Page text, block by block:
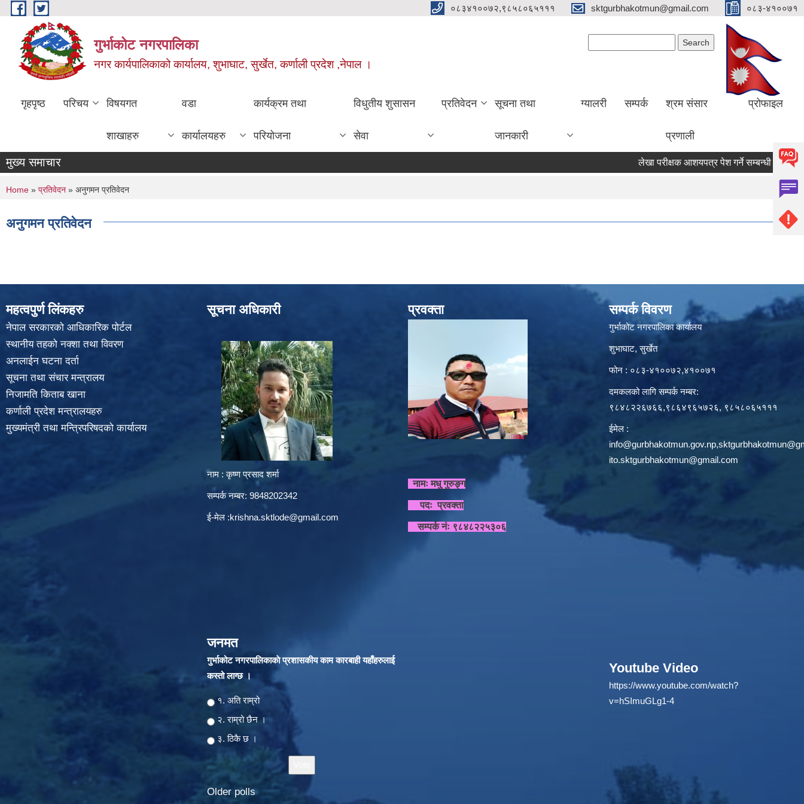
Skip to main content ०८३४१००७२,९८५८०६५१११ sktgurbhakotmun@gmail.com ०८३-४१००७१
गुर्भाकोट नगरपालिका
नगर कार्यपालिकाको कार्यालय, शुभाघाट, सुर्खेत, कर्णाली प्रदेश ,नेपाल ।
गृहपृष्ठ परिचय विषयगत
शाखाहरु
वडा
कार्यालयहरु
कार्यक्रम तथा
परियोजना
विधुतीय शुसासन
सेवा
प्रतिवेदन सूचना तथा
जानकारी
ग्यालरी सम्पर्क श्रम संसार
प्रणाली
प्रोफाइल
मुख्य समाचार लेखा परीक्षक आशयपत्र पेश गर्ने सम्बन्धी सूचना ।
You are here
Home » प्रतिवेदन » अनुगमन प्रतिवेदन
अनुगमन प्रतिवेदन
महत्वपुर्ण लिंकहरु
नेपाल सरकारको आधिकारिक पोर्टल
स्थानीय तहको नक्शा तथा विवरण
अनलाईन घटना दर्ता
सूचना तथा संचार मन्त्रालय
निजामति किताब खाना
कर्णाली प्रदेश मन्त्रालयहरु
मुख्यमंत्री तथा मन्त्रिपरिषदको कार्यालय
सूचना अधिकारी
नाम : कृष्ण प्रसाद शर्मा
सम्पर्क नम्बर: 9848202342
ई-मेल :krishna.sktlode@gmail.com
जनमत
गुर्भाकोट नगरपालिकाकाे प्रशासकीय काम कारबाही यहाँहरुलाई
कस्तो लाग्छ ।
Choices
१. अति राम्रो
२‍‍. राम्रो छैन ।
३. ठिकै छ ।
Older polls
प्रवक्ता
नामः मधु गुरुङ्ग
पदः प्रवक्ता
सम्पर्क नंः ९८४८२२५३०६
सम्पर्क विवरण
गुर्भाकोट नगरपालिका कार्यालय
शुभाघाट, सुर्खेत
फोन : ०८३-४१००७२,४१००७१
दमकलको लागि सम्पर्क नम्बर:
९८४८२२६७६६,९८६४९६५७२६, ९८५८०६५१११
ईमेल :
info@gurbhakotmun.gov.np,
ito.sktgurbhakotmun@gmail.com
Youtube Video
https://www.youtube.com/watch?
v=hSImuGLg1-4